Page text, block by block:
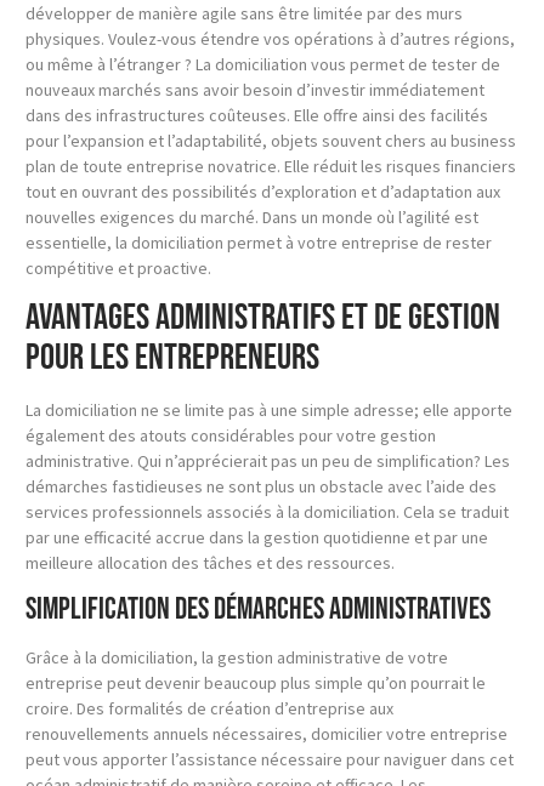
développer de manière agile sans être limitée par des murs
physiques. Voulez-vous étendre vos opérations à d’autres régions,
ou même à l’étranger ? La domiciliation vous permet de tester de
nouveaux marchés sans avoir besoin d’investir immédiatement
dans des infrastructures coûteuses. Elle offre ainsi des facilités
pour l’expansion et l’adaptabilité, objets souvent chers au business
plan de toute entreprise novatrice. Elle réduit les risques financiers
tout en ouvrant des possibilités d’exploration et d’adaptation aux
nouvelles exigences du marché. Dans un monde où l’agilité est
essentielle, la domiciliation permet à votre entreprise de rester
compétitive et proactive.
Avantages administratifs et de gestion
pour les entrepreneurs
La domiciliation ne se limite pas à une simple adresse; elle apporte
également des atouts considérables pour votre gestion
administrative. Qui n’apprécierait pas un peu de simplification? Les
démarches fastidieuses ne sont plus un obstacle avec l’aide des
services professionnels associés à la domiciliation. Cela se traduit
par une efficacité accrue dans la gestion quotidienne et par une
meilleure allocation des tâches et des ressources.
Simplification des démarches administratives
Grâce à la domiciliation, la gestion administrative de votre
entreprise peut devenir beaucoup plus simple qu’on pourrait le
croire. Des formalités de création d’entreprise aux
renouvellements annuels nécessaires, domicilier votre entreprise
peut vous apporter l’assistance nécessaire pour naviguer dans cet